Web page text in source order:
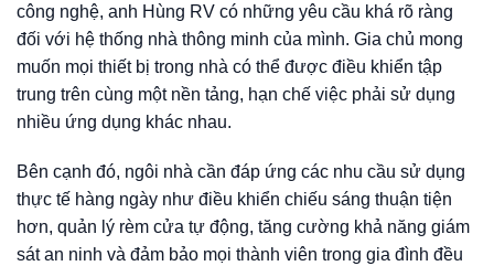
công nghệ, anh Hùng RV có những yêu cầu khá rõ ràng
đối với hệ thống nhà thông minh của mình. Gia chủ mong
muốn mọi thiết bị trong nhà có thể được điều khiển tập
trung trên cùng một nền tảng, hạn chế việc phải sử dụng
nhiều ứng dụng khác nhau.
Bên cạnh đó, ngôi nhà cần đáp ứng các nhu cầu sử dụng
thực tế hàng ngày như điều khiển chiếu sáng thuận tiện
hơn, quản lý rèm cửa tự động, tăng cường khả năng giám
sát an ninh và đảm bảo mọi thành viên trong gia đình đều